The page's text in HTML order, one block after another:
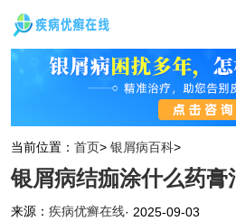
当前位置： 首页> 银屑病百科>
银屑病结痂涂什么药膏
来源： 疾病优癣在线· 2025-09-03